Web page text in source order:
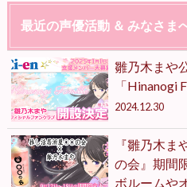
最近の声優活動 ＆ みなさま
雛乃木まや
「Hinanogi
2024.12.30
『雛乃木
の会』期間
ボルームや